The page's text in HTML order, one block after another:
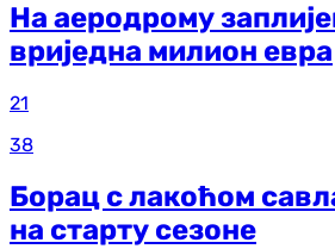
На аеродрому
вриједна милион евра
21
38
Борац с лакоћом
на старту сезоне